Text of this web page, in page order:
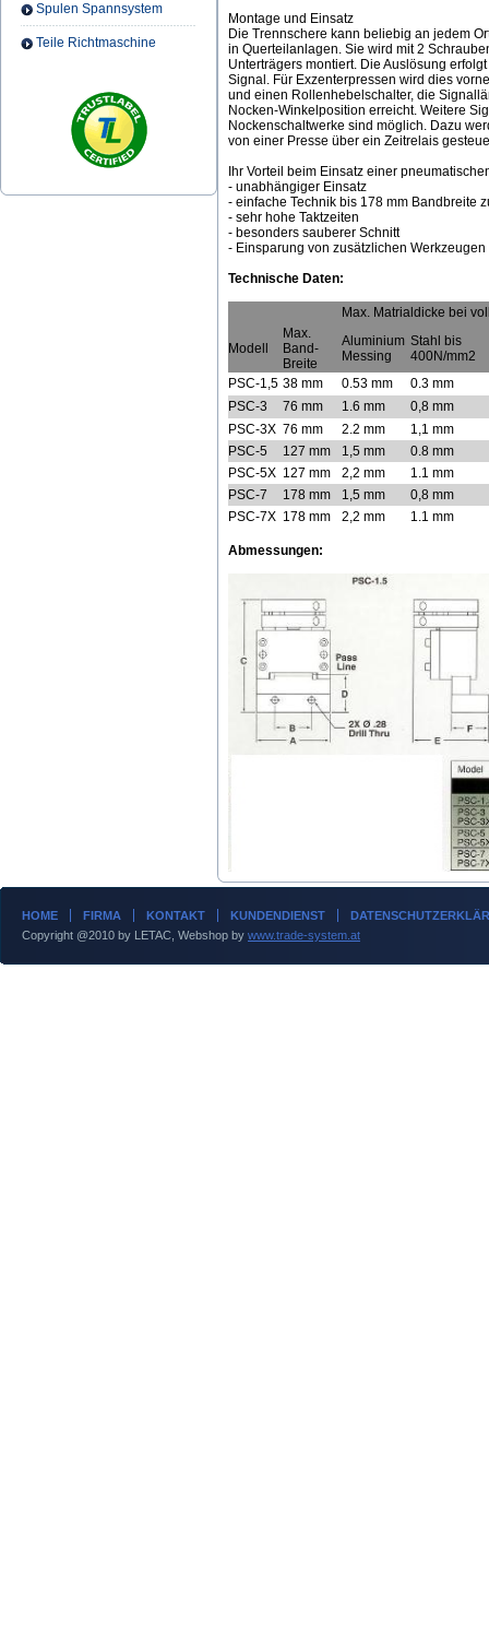
Spulen Spannsystem
Teile Richtmaschine
Montage und Einsatz
Die Trennschere kann beliebig an jedem
in Querteilanlagen. Sie wird mit 2
Unterträgers montiert. Die Auslösung
Signal. Für Exzenterpressen wird dies
und einen Rollenhebelschalter, die
Nocken-Winkelposition erreicht. Weitere
Nockenschaltwerke sind möglich. Dazu
von einer Presse über ein Zeitrelais
Ihr Vorteil beim Einsatz einer
- unabhängiger Einsatz
- einfache Technik bis 178 mm Bandbreite
- sehr hohe Taktzeiten
- besonders sauberer Schnitt
- Einsparung von zusätzlichen
Technische Daten:
Max. Matrialdicke bei
Modell
Max.
Band-
Breite
Aluminium
Messing
Stahl bis
400N/mm2
PSC-1,5 38 mm 0.53 mm
0.3 mm
PSC-3
76 mm 1.6 mm
0,8 mm
PSC-3X 76 mm 2.2 mm
1,1 mm
PSC-5
127 mm 1,5 mm
0.8 mm
PSC-5X 127 mm 2,2 mm
1.1 mm
PSC-7
178 mm 1,5 mm
0,8 mm
PSC-7X 178 mm 2,2 mm 1.1 mm
Abmessungen:
HOME FIRMA KONTAKT KUNDENDIENST
Copyright @2010 by LETAC, Webshop by www.trade-system.at